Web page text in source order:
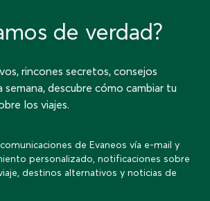
de verdad?
rincones secretos, consejos
semana, descubre cómo cambiar tu
los viajes.
de Evaneos vía e-mail y
personalizado, notificaciones sobre
destinos alternativos y noticias de